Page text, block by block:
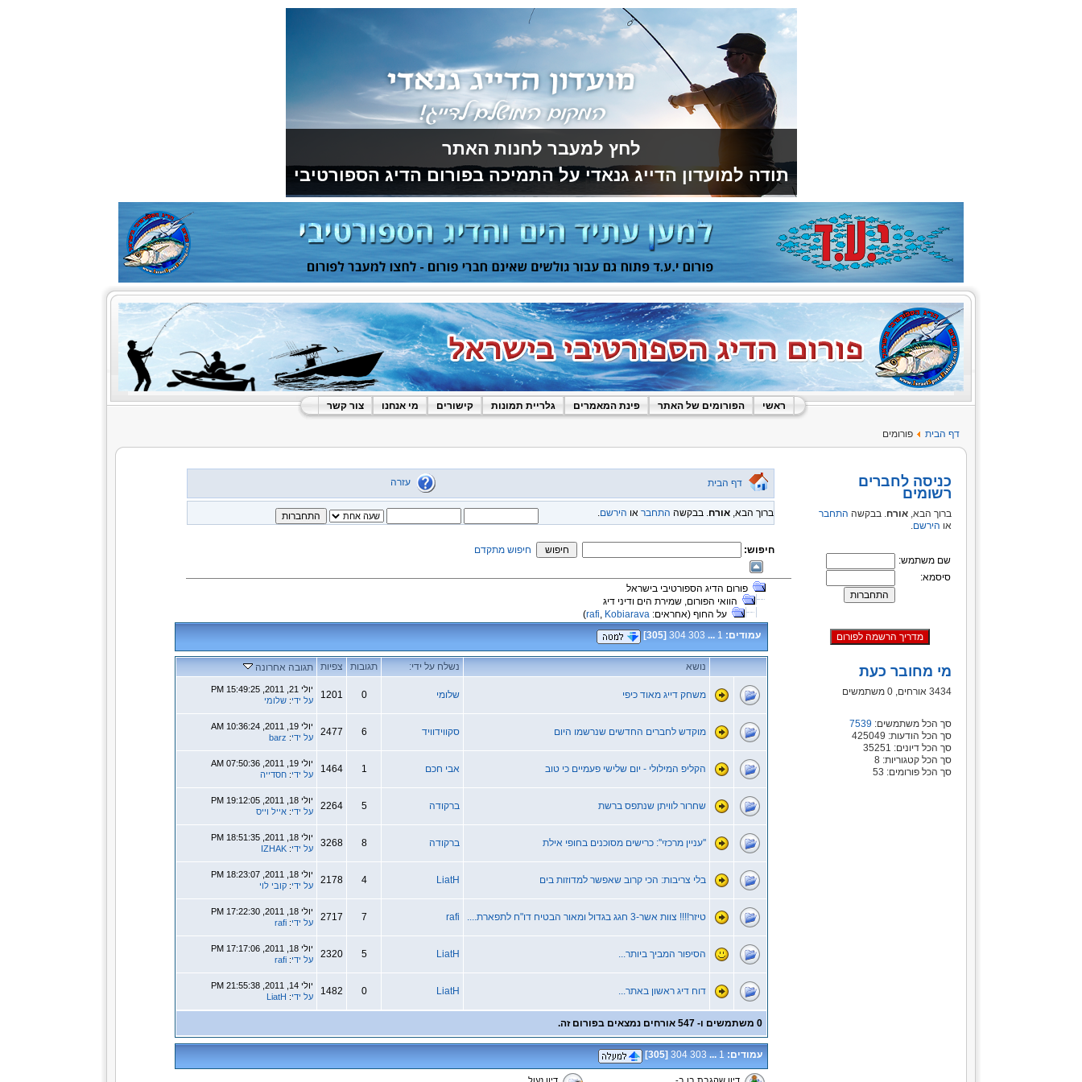
לחץ למעבר לחנות האתר
תודה למועדון הדייג גנאדי על התמיכה בפורום הדיג הספורטיבי
ראשי הפורומים של האתר פינת המאמרים גלריית תמונות קישורים מי אנחנו צור קשר
דף הבית פורומים
כניסה לחברים
רשומים
ברוך הבא, אורח. בבקשה התחבר
או הירשם.
שם משתמש:
סיסמא:
מי מחובר כעת
3434 אורחים, 0 משתמשים
סך הכל משתמשים: 7539
סך הכל הודעות: 425049
סך הכל דיונים: 35251
סך הכל קטגוריות: 8
סך הכל פורומים: 53
דף הבית עזרה
ברוך הבא, אורח. בבקשה התחבר או הירשם.
חיפוש: חיפוש מתקדם
פורום הדיג הספורטיבי בישראל
הוואי הפורום, שמירת הים ודיני דיג
על החוף (אחראים: rafi, Kobiarava
)
עמודים: 1
...
303
304
[
305
]
נושא נשלח על ידי: תגובות צפיות תגובה אחרונה
משחק דייג מאוד כיפי שלומי 0
1201
יולי 21, 2011, 15:49:25 PM
על ידי: שלומי
מוקדש לחברים החדשים שנרשמו היום סקווידוויד 6
2477
יולי 19, 2011, 10:36:24 AM
על ידי:
barz
הקליפ המילולי - יום שלישי פעמיים כי טוב אבי חכם 1
1464
יולי 19, 2011, 07:50:36 AM
על ידי: חסדייה
שחרור לוויתן שנתפס ברשת ברקודה 5
2264
יולי 18, 2011, 19:12:05 PM
על ידי: אייל וייס
''עניין מרכזי'': כרישים מסוכנים בחופי אילת ברקודה 8
3268
יולי 18, 2011, 18:51:35 PM
על ידי:
IZHAK
בלי צריבות: הכי קרוב שאפשר למדוזות בים LiatH
4
2178
יולי 18, 2011, 18:23:07 PM
על ידי: קובי לוי
טיזר!!!! צוות אשר-3 חגג בגדול ומאור הבטיח דו"ח לתפארת.... rafi
7
2717
יולי 18, 2011, 17:22:30 PM
על ידי:
rafi
הסיפור המביך ביותר... LiatH
5
2320
יולי 18, 2011, 17:17:06 PM
על ידי:
rafi
דוח דיג ראשון באתר... LiatH
0
1482
יולי 14, 2011, 21:55:38 PM
על ידי:
LiatH
0 משתמשים ו- 547 אורחים נמצאים בפורום זה.
עמודים: 1
...
303
304
[
305
]
דיון שהגבת בו ב- דיון נעול